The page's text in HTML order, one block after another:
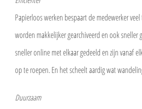
Papierloos werken bespaart de medewerker
worden makkelijker gearchiveerd en ook sneller
sneller online met elkaar gedeeld en zijn vanaf
op te roepen. En het scheelt aardig wat
Duurzaam